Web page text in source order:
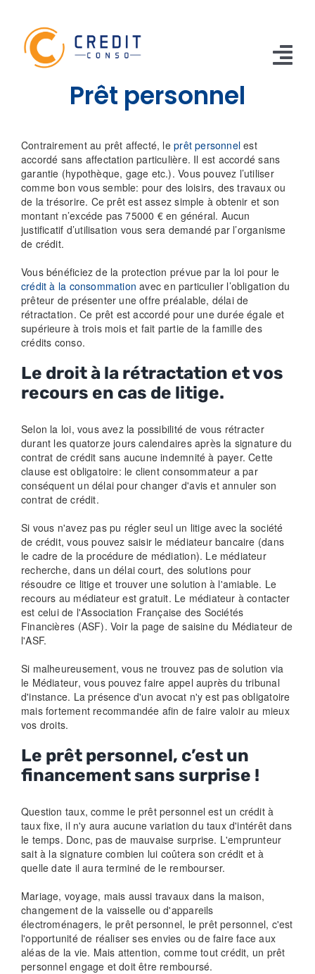
content
TRAVAUX
VOITURE
RACHAT CREDIT
Prêt personnel
Contrairement au prêt affecté, leprêt personnel est
accordé sans affectation particulière. Il est accordé sans
garantie (hypothèque, gage etc.). Vous pouvez l’utiliser
comme bon vous semble: pour des loisirs, des travaux ou
de la trésorire. Ce prêt est assez simple à obtenir et son
montant n’excéde pas 75000 € en général. Aucun
justificatif d’utilisation vous sera demandé par l’organisme
de crédit.
Vous bénéficiez de la protection prévue par la loi pour le
crédit à la consommation avec en particulier l’obligation du
prêteur de présenter une offre préalable, délai de
rétractation. Ce prêt est accordé pour une durée égale et
supérieure à trois mois et fait partie de la famille des
crédits conso.
Le droit à la rétractation et vos
recours en cas de litige.
Selon la loi, vous avez la possibilité de vous rétracter
durant les quatorze jours calendaires après la signature du
contrat de crédit sans aucune indemnité à payer. Cette
clause est obligatoire: le client consommateur a par
conséquent un délai pour changer d'avis et annuler son
contrat de crédit.
Si vous n'avez pas pu régler seul un litige avec la société
de crédit, vous pouvez saisir le médiateur bancaire (dans
le cadre de la procédure de médiation). Le médiateur
recherche, dans un délai court, des solutions pour
résoudre ce litige et trouver une solution à l'amiable. Le
recours au médiateur est gratuit. Le médiateur à contacter
est celui de l'Association Française des Sociétés
Financières (ASF). Voir la page de saisine du Médiateur de
l'ASF.
Si malheureusement, vous ne trouvez pas de solution via
le Médiateur, vous pouvez faire appel auprès du tribunal
d'instance. La présence d'un avocat n'y est pas obligatoire
mais fortement recommandée afin de faire valoir au mieux
vos droits.
Le prêt personnel, c’est un
financement sans surprise !
Question taux, comme le prêt personnel est un crédit à
taux fixe, il n'y aura aucune variation du taux d'intérêt dans
le temps. Donc, pas de mauvaise surprise. L'emprunteur
sait à la signature combien lui coûtera son crédit et à
quelle date il aura terminé de le rembourser.
Mariage, voyage, mais aussi travaux dans la maison,
changement de la vaisselle ou d'appareils
électroménagers, le prêt personnel, le prêt personnel, c'est
l'opportunité de réaliser ses envies ou de faire face aux
aléas de la vie. Mais attention, comme tout crédit, un prêt
personnel engage et doit être remboursé.